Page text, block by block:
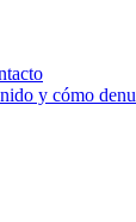
y cómo